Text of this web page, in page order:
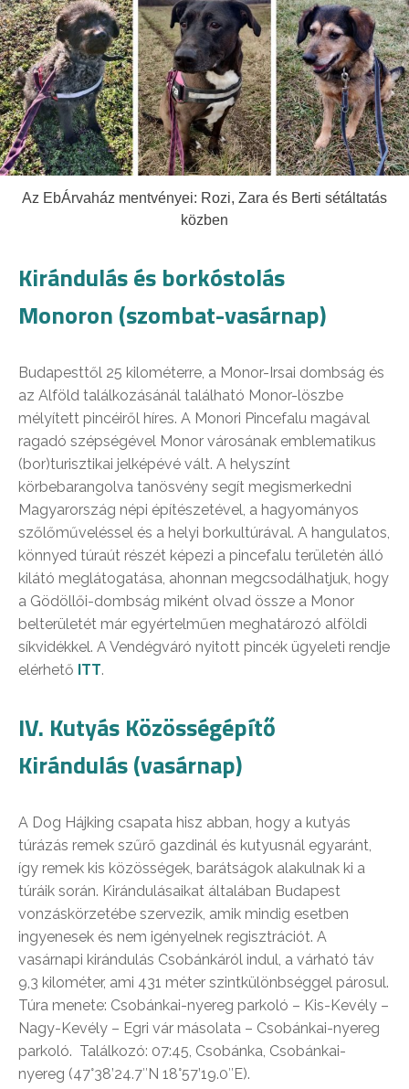
Az EbÁrvaház mentvényei: Rozi, Zara és Berti sétáltatás
közben
Kirándulás és borkóstolás
Monoron (szombat-vasárnap)
Budapesttől 25 kilométerre, a Monor-Irsai dombság és
az Alföld találkozásánál található Monor-löszbe
mélyített pincéiről híres. A Monori Pincefalu magával
ragadó szépségével Monor városának emblematikus
(bor)turisztikai jelképévé vált. A helyszínt
körbebarangolva tanösvény segít megismerkedni
Magyarország népi építészetével, a hagyományos
szőlőműveléssel és a helyi borkultúrával. A hangulatos,
könnyed túraút részét képezi a pincefalu területén álló
kilátó meglátogatása, ahonnan megcsodálhatjuk, hogy
a Gödöllői-dombság miként olvad össze a Monor
belterületét már egyértelműen meghatározó alföldi
síkvidékkel. A Vendégváró nyitott pincék ügyeleti rendje
elérhető ITT.
IV. Kutyás Közösségépítő
Kirándulás (vasárnap)
A Dog Hájking csapata hisz abban, hogy a kutyás
túrázás remek szűrő gazdinál és kutyusnál egyaránt,
így remek kis közösségek, barátságok alakulnak ki a
túráik során. Kirándulásaikat általában Budapest
vonzáskörzetébe szervezik, amik mindig esetben
ingyenesek és nem igényelnek regisztrációt. A
vasárnapi kirándulás Csobánkáról indul, a várható táv
9,3 kilométer, ami 431 méter szintkülönbséggel párosul.
Túra menete: Csobánkai-nyereg parkoló – Kis-Kevély –
Nagy-Kevély – Egri vár másolata – Csobánkai-nyereg
parkoló. Találkozó: 07:45, Csobánka, Csobánkai-
nyereg (47°38’24.7″N 18°57’19.0″E).